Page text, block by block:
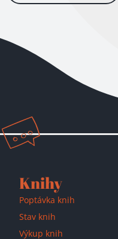
Knihy
Poptávka knih
Stav knih
Výkup knih